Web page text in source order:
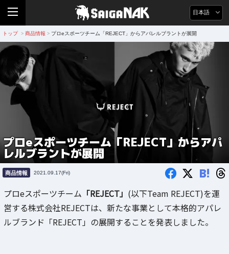
日本語
トップ > 商品情報 > プロeスポーツチーム「REJECT」からアパレルブラントが展開
プロeスポーツチーム「REJECT」からアパ
レルブラントが展開
商品情報 2021.09.17(Fri) B!
プロeスポーツチーム 「REJECT」 (以下Team REJECT)を運
営する株式会社REJECTは、新たな事業として本格的アパレ
ルブランド「REJECT」の展開することを発表しました。